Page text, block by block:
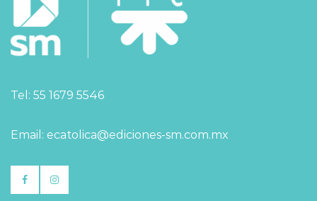
Tel: 55 1679 5546
Email: ecatolica@ediciones-sm.com.mx